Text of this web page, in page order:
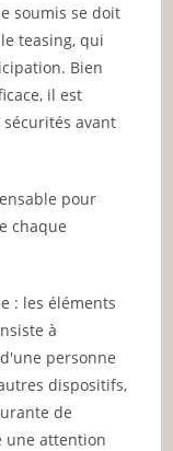
soumis se doit
teasing, qui
Bien
il est
avant
pour
chaque
: les éléments
à
personne
dispositifs,
de
une attention